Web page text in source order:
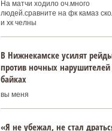
На матчи ходило оч.много
людей.сравните на фк камаз
и хк челны
В Нижнекамске усилят
против ночных нарушителей
байках
вы меня
«Я не убежал, не стал